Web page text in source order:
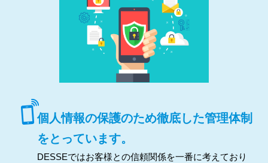
個人情報の保護のため徹底した管理体制
をとっています。
DESSEではお客様との信頼関係を一番に考えており